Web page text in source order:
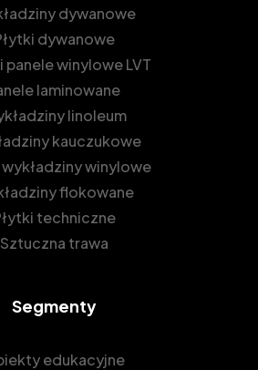
dywanowe
dywanowe
panele winylowe LVT
laminowane
linoleum
kauczukowe
wykładziny winylowe
flokowane
techniczne
Sztuczna trawa
Segmenty
edukacyjne